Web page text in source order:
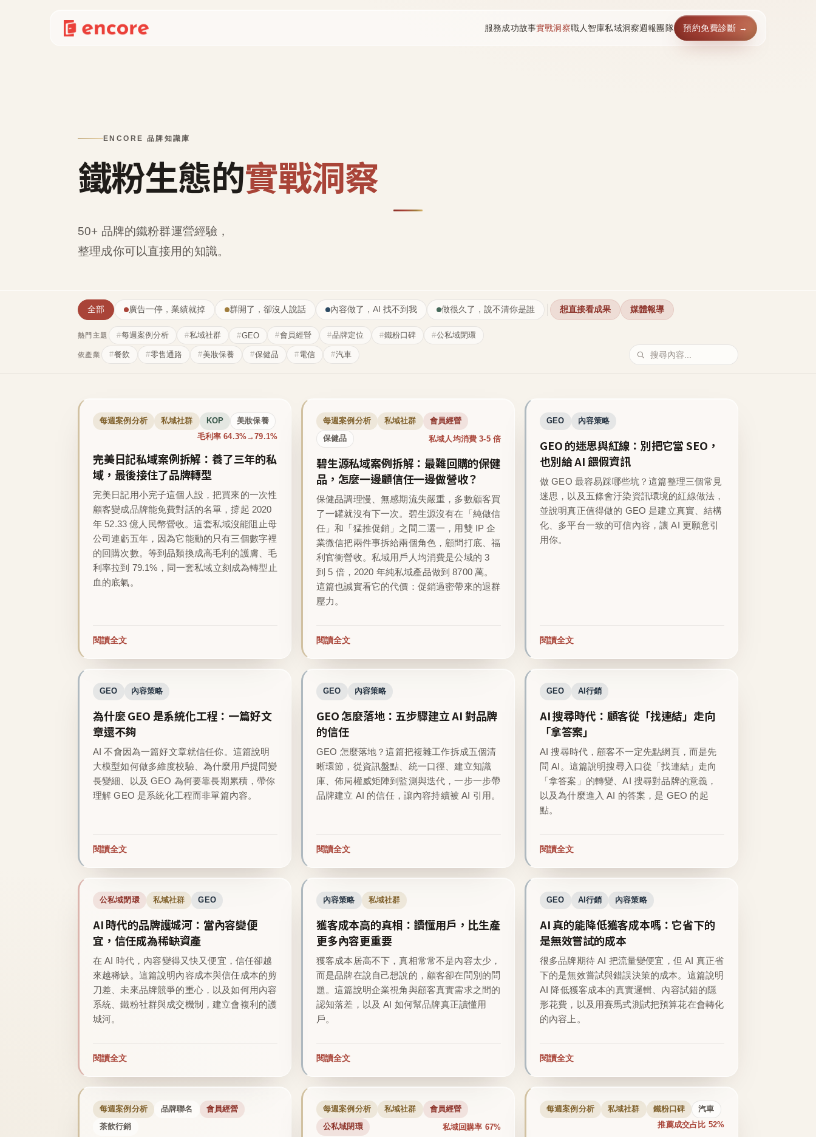
服務成功故事實戰洞察職人智庫私域洞察週報團隊 預約免費診斷 →
ENCORE 品牌知識庫
鐵粉生態的實戰洞察
50+ 品牌的鐵粉群運營經驗，
整理成你可以直接用的知識。
全部 廣告一停，業績就掉 群開了，卻沒人說話 內容做了，AI 找不到我 做很久了，說不清你是誰 想直接看成果 媒體報導
熱門主題 每週案例分析 私域社群 GEO 會員經營 品牌定位 鐵粉口碑 公私域閉環
依產業 餐飲 零售通路 美妝保養 保健品 電信 汽車
每週案例分析 私域社群 KOP 美妝保養
毛利率 64.3%→79.1%
完美日記私域案例拆解：養了三年的私
域，最後接住了品牌轉型
完美日記用小完子這個人設，把買來的一次性
顧客變成品牌能免費對話的名單，撐起 2020
年 52.33 億人民幣營收。這套私域沒能阻止母
公司連虧五年，因為它能動的只有三個數字裡
的回購次數。等到品類換成高毛利的護膚、毛
利率拉到 79.1%，同一套私域立刻成為轉型止
血的底氣。
閱讀全文
每週案例分析 私域社群 會員經營
保健品 私域人均消費 3-5 倍
碧生源私域案例拆解：最難回購的保健
品，怎麼一邊顧信任一邊做營收？
保健品調理慢、無感期流失嚴重，多數顧客買
了一罐就沒有下一次。碧生源沒有在「純做信
任」和「猛推促銷」之間二選一，用雙 IP 企
業微信把兩件事拆給兩個角色，顧問打底、福
利官衝營收。私域用戶人均消費是公域的 3
到 5 倍，2020 年純私域產品做到 8700 萬。
這篇也誠實看它的代價：促銷過密帶來的退群
壓力。
閱讀全文
GEO 內容策略
GEO 的迷思與紅線：別把它當 SEO，
也別給 AI 餵假資訊
做 GEO 最容易踩哪些坑？這篇整理三個常見
迷思，以及五條會汙染資訊環境的紅線做法，
並說明真正值得做的 GEO 是建立真實、結構
化、多平台一致的可信內容，讓 AI 更願意引
用你。
閱讀全文
GEO 內容策略
為什麼 GEO 是系統化工程：一篇好文
章還不夠
AI 不會因為一篇好文章就信任你。這篇說明
大模型如何做多維度校驗、為什麼用戶提問變
長變細、以及 GEO 為何要靠長期累積，帶你
理解 GEO 是系統化工程而非單篇內容。
閱讀全文
GEO 內容策略
GEO 怎麼落地：五步驟建立 AI 對品牌
的信任
GEO 怎麼落地？這篇把複雜工作拆成五個清
晰環節，從資訊盤點、統一口徑、建立知識
庫、佈局權威矩陣到監測與迭代，一步一步帶
品牌建立 AI 的信任，讓內容持續被 AI 引用。
閱讀全文
GEO AI行銷
AI 搜尋時代：顧客從「找連結」走向
「拿答案」
AI 搜尋時代，顧客不一定先點網頁，而是先
問 AI。這篇說明搜尋入口從「找連結」走向
「拿答案」的轉變、AI 搜尋對品牌的意義，
以及為什麼進入 AI 的答案，是 GEO 的起
點。
閱讀全文
公私域閉環 私域社群 GEO
AI 時代的品牌護城河：當內容變便
宜，信任成為稀缺資產
在 AI 時代，內容變得又快又便宜，信任卻越
來越稀缺。這篇說明內容成本與信任成本的剪
刀差、未來品牌競爭的重心，以及如何用內容
系統、鐵粉社群與成交機制，建立會複利的護
城河。
閱讀全文
內容策略 私域社群
獲客成本高的真相：讀懂用戶，比生產
更多內容更重要
獲客成本居高不下，真相常常不是內容太少，
而是品牌在說自己想說的，顧客卻在問別的問
題。這篇說明企業視角與顧客真實需求之間的
認知落差，以及 AI 如何幫品牌真正讀懂用
戶。
閱讀全文
GEO AI行銷 內容策略
AI 真的能降低獲客成本嗎：它省下的
是無效嘗試的成本
很多品牌期待 AI 把流量變便宜，但 AI 真正省
下的是無效嘗試與錯誤決策的成本。這篇說明
AI 降低獲客成本的真實邏輯、內容試錯的隱
形花費，以及用賽馬式測試把預算花在會轉化
的內容上。
閱讀全文
每週案例分析 品牌聯名 會員經營
茶飲行銷
每週案例分析 私域社群 會員經營
公私域閉環 私域回購率 67%
每週案例分析 私域社群 鐵粉口碑 汽車
推薦成交占比 52%